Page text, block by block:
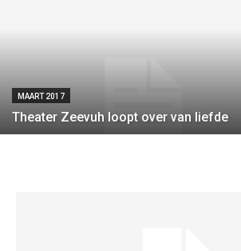
MAART 2017
Theater Zeevuh loopt over van liefde